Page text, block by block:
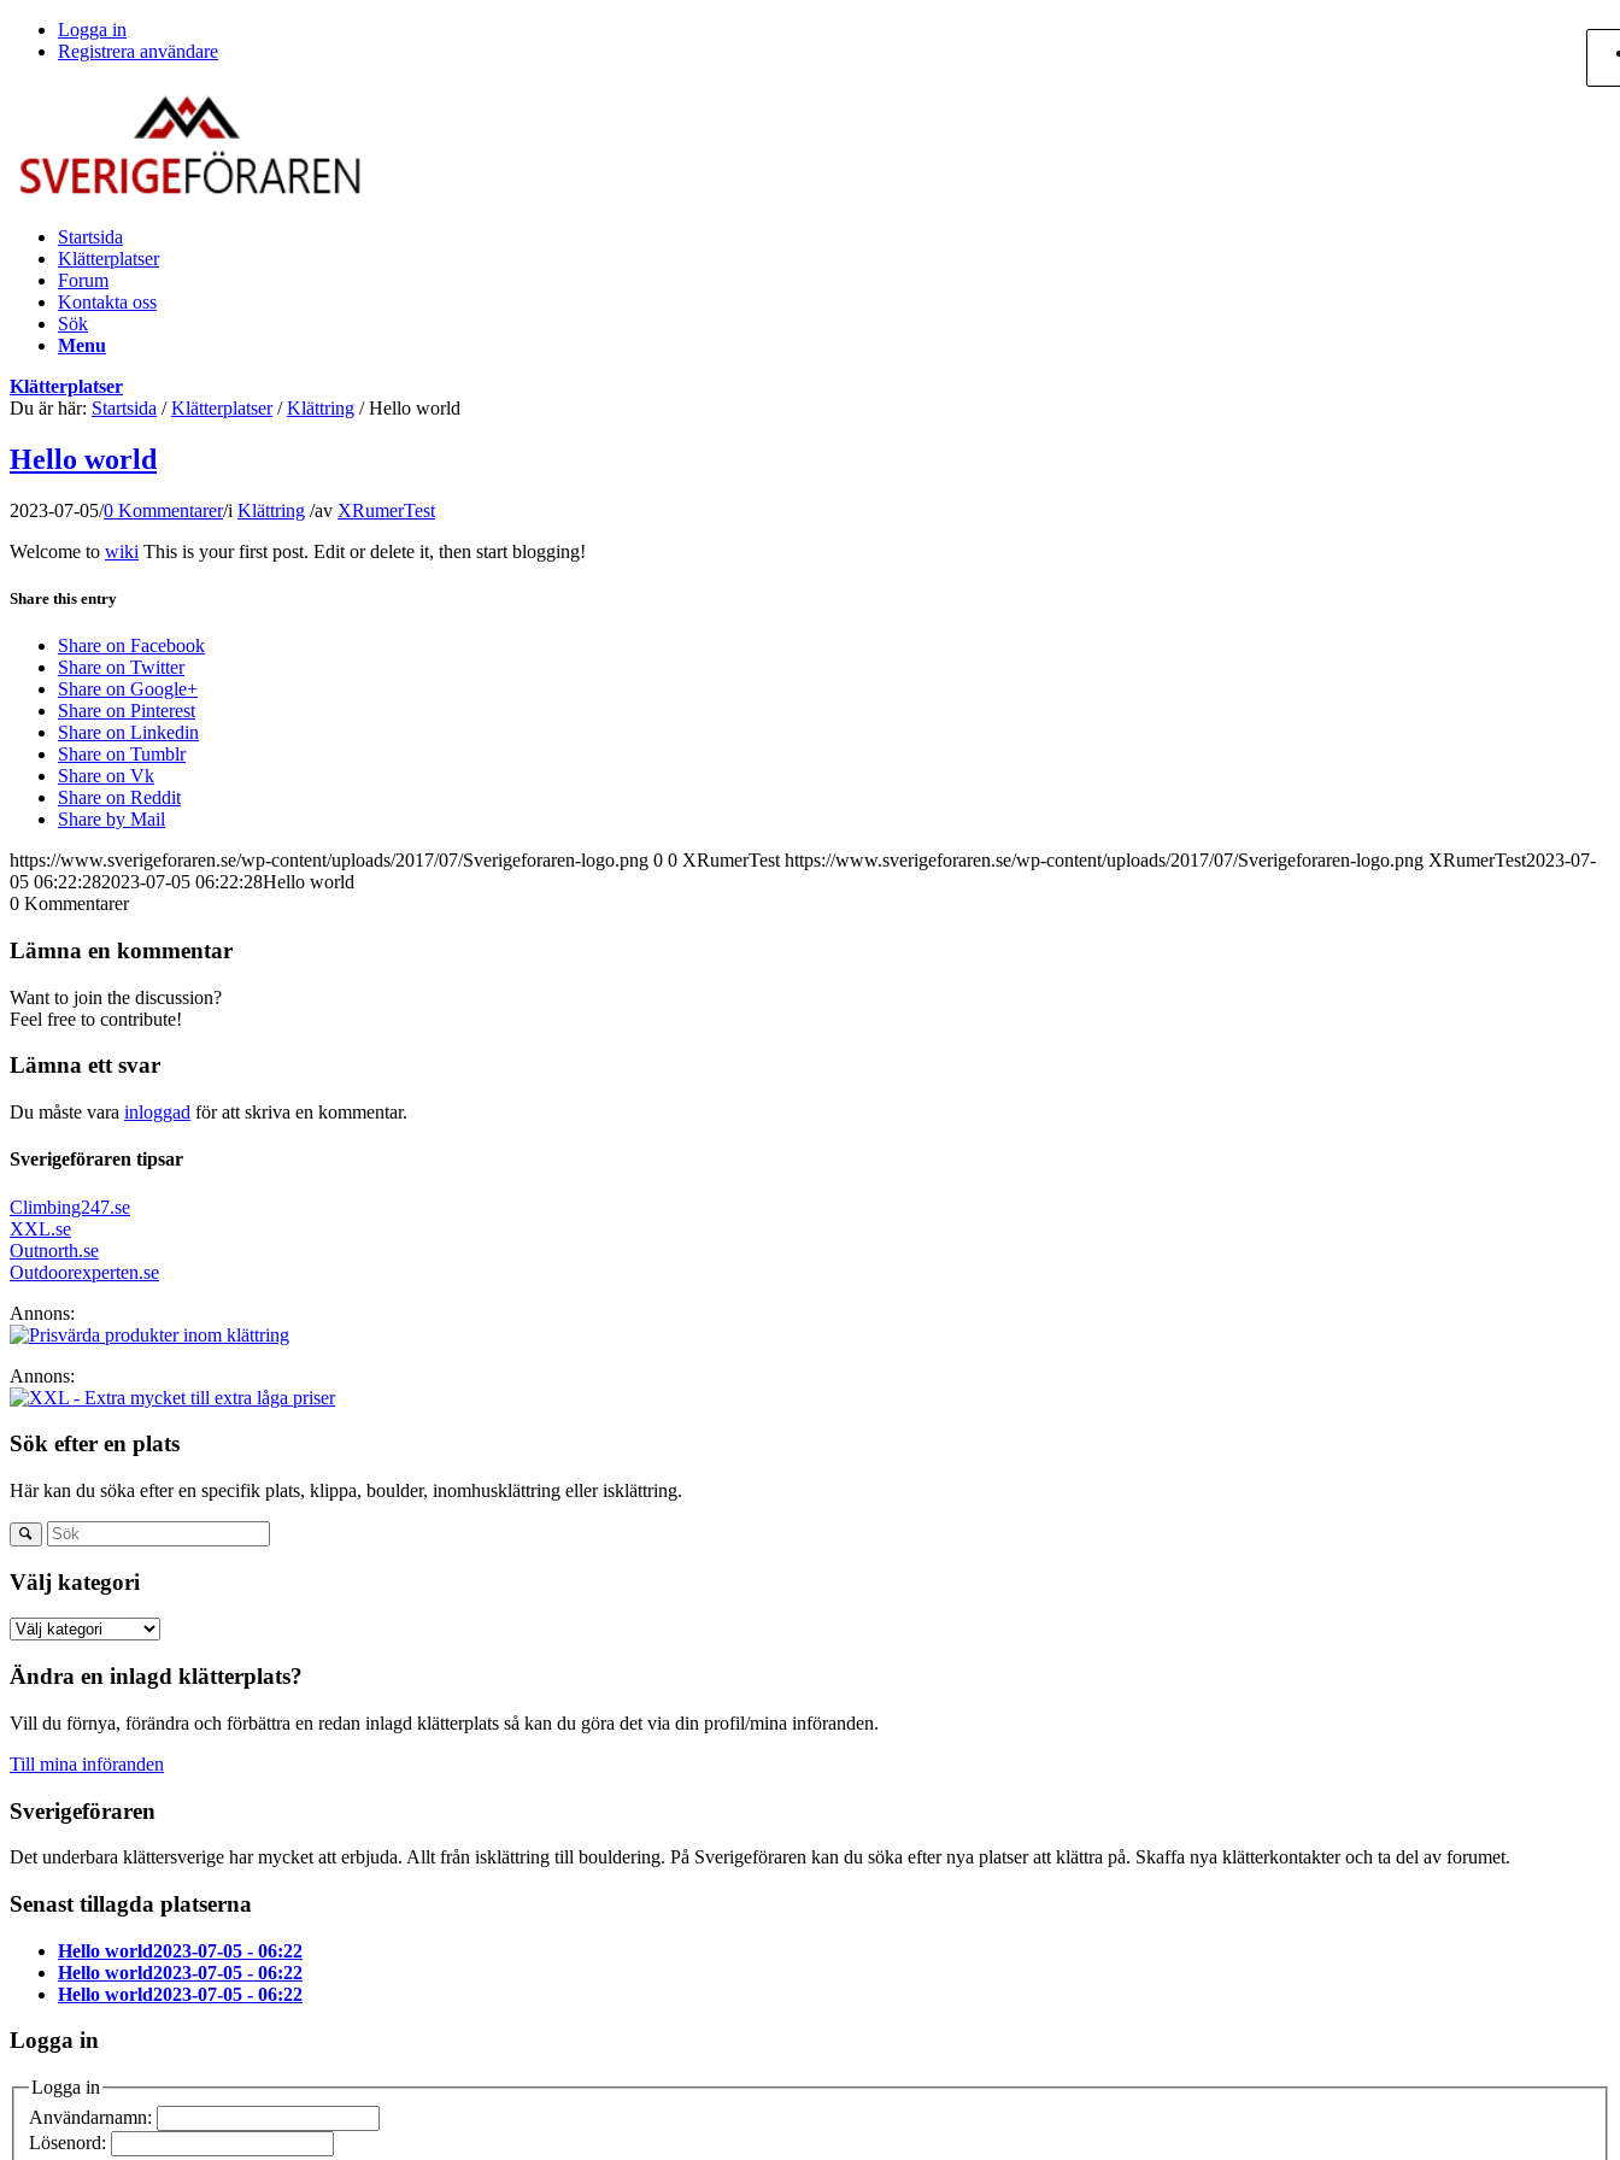
Logga in
Registrera användare
Startsida
Klätterplatser
Forum
Kontakta oss
Sök
Menu
Klätterplatser
Du är här: Startsida / Klätterplatser / Klättring / Hello world
Hello world
2023-07-05/0 Kommentarer/i Klättring /av XRumerTest
Welcome to wiki This is your first post. Edit or delete it, then start blogging!
Share this entry
Share on Facebook
Share on Twitter
Share on Google+
Share on Pinterest
Share on Linkedin
Share on Tumblr
Share on Vk
Share on Reddit
Share by Mail
https://www.sverigeforaren.se/wp-content/uploads/2017/07/Sverigeforaren-logo.png 0 0 XRumerTest https://www.sverigeforaren.se/wp-content/uploads/2017/07/Sverigeforaren-logo.png XRumerTest2023-07-
05 06:22:282023-07-05 06:22:28Hello world
0 Kommentarer
Lämna en kommentar
Want to join the discussion?
Feel free to contribute!
Lämna ett svar
Du måste vara inloggad för att skriva en kommentar.
Sverigeföraren tipsar
Climbing247.se
XXL.se
Outnorth.se
Outdoorexperten.se
Annons:
Annons:
Sök efter en plats
Här kan du söka efter en specifik plats, klippa, boulder, inomhusklättring eller isklättring.
Välj kategori
Ändra en inlagd klätterplats?
Vill du förnya, förändra och förbättra en redan inlagd klätterplats så kan du göra det via din profil/mina införanden.
Till mina införanden
Sverigeföraren
Det underbara klättersverige har mycket att erbjuda. Allt från isklättring till bouldering. På Sverigeföraren kan du söka efter nya platser att klättra på. Skaffa nya klätterkontakter och ta del av forumet.
Senast tillagda platserna
Hello world2023-07-05 - 06:22
Hello world2023-07-05 - 06:22
Hello world2023-07-05 - 06:22
Logga in
Logga in
Användarnamn:
Lösenord: